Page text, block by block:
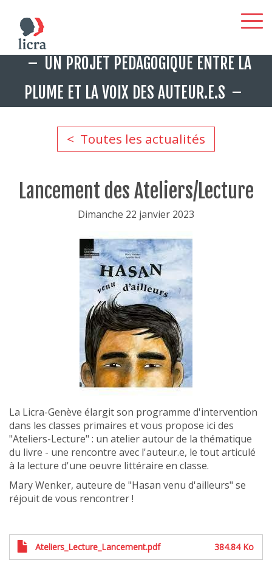
Aller
contenu
principal
UN PROJET PÉDAGOGIQUE ENTRE LA
PLUME ET LA VOIX DES AUTEUR.E.S
Toutes les actualités
Lancement des Ateliers/Lecture
Dimanche 22 janvier 2023
La Licra-Genève élargit son programme d'intervention
dans les classes primaires et vous propose ici des
"Ateliers-Lecture" : un atelier autour de la thématique
du livre - une rencontre avec l'auteur.e, le tout articulé
à la lecture d'une oeuvre littéraire en classe.
Mary Wenker, auteure de "Hasan venu d'ailleurs" se
réjouit de vous rencontrer !
Ateliers_Lecture_Lancement.pdf 384.84 Ko